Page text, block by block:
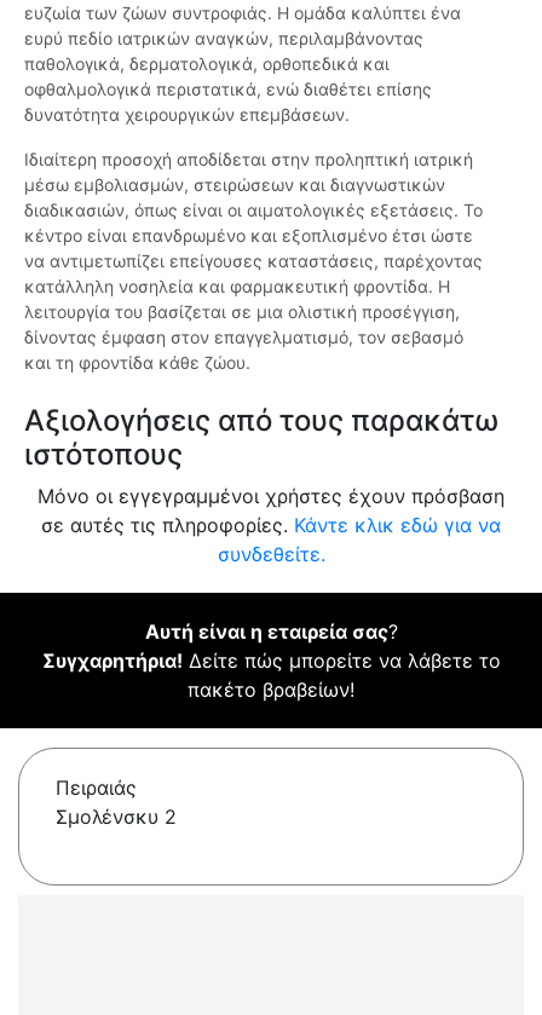
ευζωία των ζώων συντροφιάς. Η ομάδα καλύπτει ένα
ευρύ πεδίο ιατρικών αναγκών, περιλαμβάνοντας
παθολογικά, δερματολογικά, ορθοπεδικά και
οφθαλμολογικά περιστατικά, ενώ διαθέτει επίσης
δυνατότητα χειρουργικών επεμβάσεων.
Ιδιαίτερη προσοχή αποδίδεται στην προληπτική ιατρική
μέσω εμβολιασμών, στειρώσεων και διαγνωστικών
διαδικασιών, όπως είναι οι αιματολογικές εξετάσεις. Το
κέντρο είναι επανδρωμένο και εξοπλισμένο έτσι ώστε
να αντιμετωπίζει επείγουσες καταστάσεις, παρέχοντας
κατάλληλη νοσηλεία και φαρμακευτική φροντίδα. Η
λειτουργία του βασίζεται σε μια ολιστική προσέγγιση,
δίνοντας έμφαση στον επαγγελματισμό, τον σεβασμό
και τη φροντίδα κάθε ζώου.
Αξιολογήσεις από τους παρακάτω
ιστότοπους
Μόνο οι εγγεγραμμένοι χρήστες έχουν πρόσβαση
σε αυτές τις πληροφορίες. Κάντε κλικ εδώ για να
συνδεθείτε.
Αυτή είναι η εταιρεία σας?
Συγχαρητήρια! Δείτε πώς μπορείτε να λάβετε το
πακέτο βραβείων!
Πειραιάς
Σμολένσκυ 2